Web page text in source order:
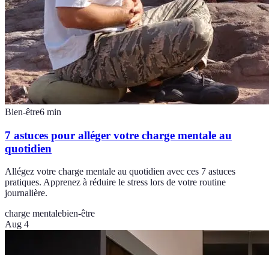
Bien-être6 min
7 astuces pour alléger votre charge mentale au
quotidien
Allégez votre charge mentale au quotidien avec ces 7 astuces
pratiques. Apprenez à réduire le stress lors de votre routine
journalière.
charge mentalebien-être
Aug 4